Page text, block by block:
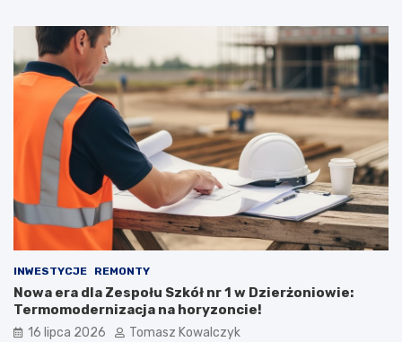
INWESTYCJE REMONTY
Nowa era dla Zespołu Szkół nr 1 w Dzierżoniowie:
Termomodernizacja na horyzoncie!
16 lipca 2026 Tomasz Kowalczyk